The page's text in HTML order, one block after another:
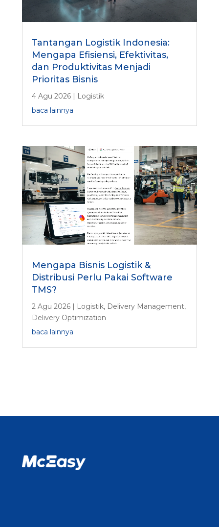
Tantangan Logistik Indonesia:
Mengapa Efisiensi, Efektivitas,
dan Produktivitas Menjadi
Prioritas Bisnis
4 Agu 2026| Logistik
baca lainnya
Mengapa Bisnis Logistik &
Distribusi Perlu Pakai Software
TMS?
2 Agu 2026| Logistik, Delivery Management,
Delivery Optimization
baca lainnya